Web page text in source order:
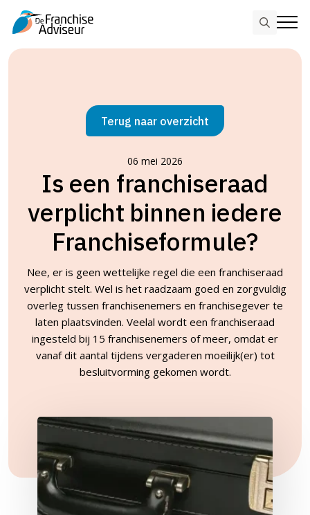
Terug naar overzicht
06 mei 2026
Is een franchiseraad
verplicht binnen iedere
Franchiseformule?
Nee, er is geen wettelijke regel die een franchiseraad
verplicht stelt. Wel is het raadzaam goed en zorgvuldig
overleg tussen franchisenemers en franchisegever te
laten plaatsvinden. Veelal wordt een franchiseraad
ingesteld bij 15 franchisenemers of meer, omdat er
vanaf dit aantal tijdens vergaderen moeilijk(er) tot
besluitvorming gekomen wordt.